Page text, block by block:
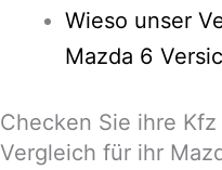
Wieso unser
Mazda 6
Checken Sie ihre
Vergleich für ihr